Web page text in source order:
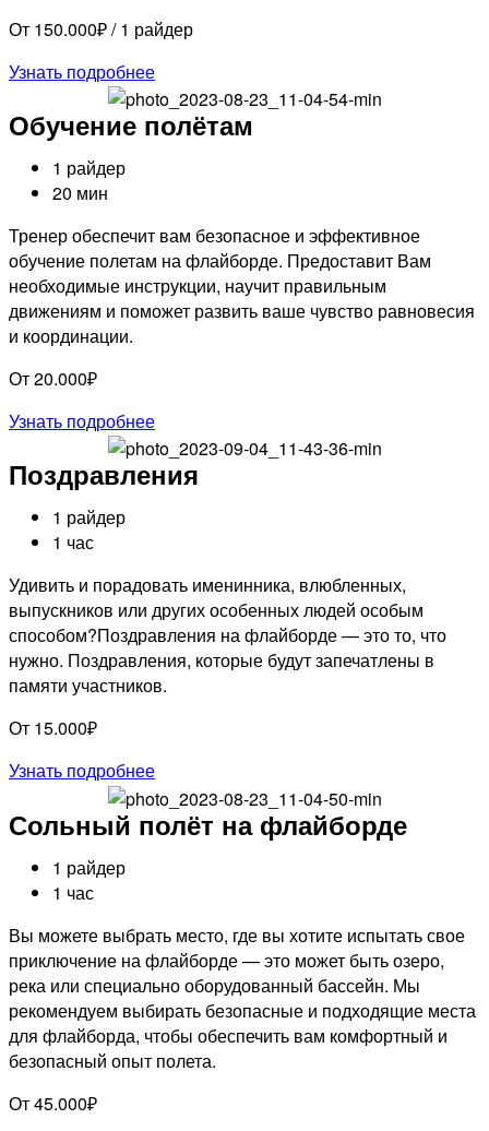
От 150.000₽ / 1 райдер
Узнать подробнее
Обучение полётам
1 райдер
20 мин
Тренер обеспечит вам безопасное и эффективное
обучение полетам на флайборде. Предоставит Вам
необходимые инструкции, научит правильным
движениям и поможет развить ваше чувство равновесия
и координации.
От 20.000₽
Узнать подробнее
Поздравления
1 райдер
1 час
Удивить и порадовать именинника, влюбленных,
выпускников или других особенных людей особым
способом?Поздравления на флайборде — это то, что
нужно. Поздравления, которые будут запечатлены в
памяти участников.
От 15.000₽
Узнать подробнее
Сольный полёт на флайборде
1 райдер
1 час
Вы можете выбрать место, где вы хотите испытать свое
приключение на флайборде — это может быть озеро,
река или специально оборудованный бассейн. Мы
рекомендуем выбирать безопасные и подходящие места
для флайборда, чтобы обеспечить вам комфортный и
безопасный опыт полета.
От 45.000₽